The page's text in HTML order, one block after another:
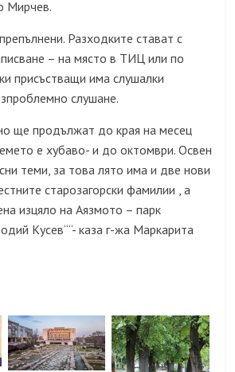
Мирчев.
Разходките стават с
– на място в ТИЦ или по
присъстващи има слушалки
слушане.
ще продължат до края на месец
е хубаво- и до октомври. Освен
теми, за това лято има и две нови
старозагорски фамилии , а
изцяло на Аязмото – парк
Кусев““- каза г-жа Маркарита